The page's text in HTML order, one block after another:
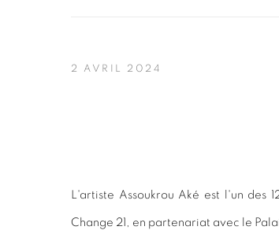
2 AVRIL 2024
L'artiste Assoukrou Aké est l'un des
Change 21, en partenariat avec le